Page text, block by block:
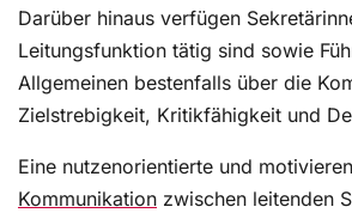
Darüber hinaus verfügen
Leitungsfunktion tätig sind sowie
Allgemeinen bestenfalls über die
Zielstrebigkeit, Kritikfähigkeit und
Eine nutzenorientierte und
Kommunikation zwischen leitenden